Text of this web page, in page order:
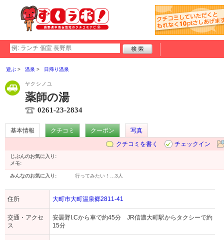
遊ぶ 温泉 日帰り温泉
ヤクシノユ
薬師の湯
0261-23-2834
基本情報 クチコミ クーポン
写真
クチコミを書く
チェックイン
じぶんのお気に入り:
メモ:
みんなのお気に入り: 行ってみたい！… 3人
住所 大町市大町温泉郷2811-41
交通・アクセ
ス
安曇野I.Cから車で約45分 JR信濃大町駅からタクシーで約
15分